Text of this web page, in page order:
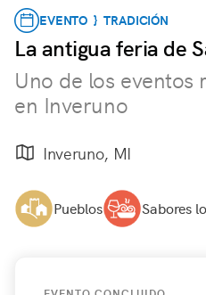
EVENTO } TRADICIÓN
La antigua feria de
Uno de los eventos
en Inveruno
Inveruno, MI
Pueblos Sabores